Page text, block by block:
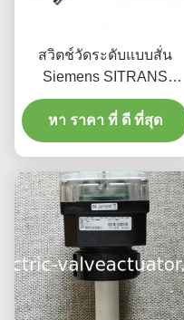
สวิตช์วัดระดับแบบสั่น
Siemens SITRANS
LVL200 พร้อมก้านวัดยาว
280 มม. และเอาต์พุตแบบ
รีเลย์ ทนแรงดันได้ 64 บาร์
หา ราคา ที่ ดี ที่สุด